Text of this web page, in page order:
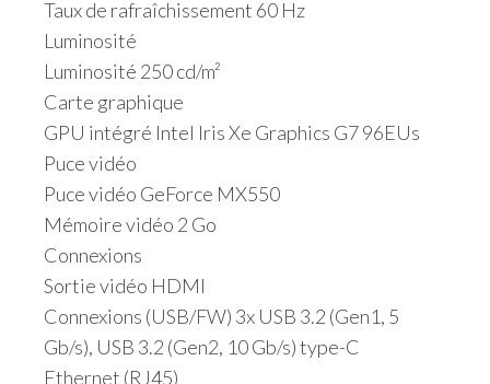
Taux de rafraîchissement 60 Hz
Luminosité
Luminosité 250 cd/m²
Carte graphique
GPU intégré Intel Iris Xe Graphics G7 96EUs
Puce vidéo
Puce vidéo GeForce MX550
Mémoire vidéo 2 Go
Connexions
Sortie vidéo HDMI
Connexions (USB/FW) 3x USB 3.2 (Gen1, 5
Gb/s), USB 3.2 (Gen2, 10 Gb/s) type-C
Ethernet (RJ45)